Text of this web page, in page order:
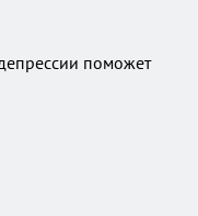
поможет